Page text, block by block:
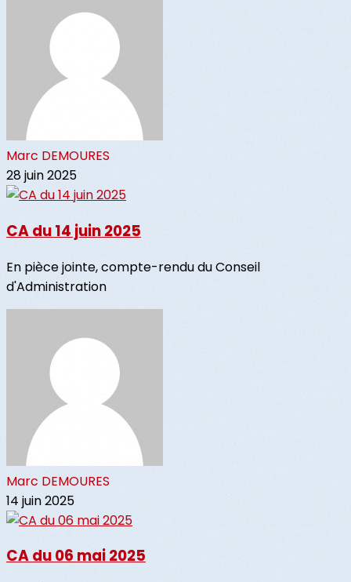
Marc DEMOURES
28 juin 2025
CA du 14 juin 2025
En pièce jointe, compte-rendu du Conseil
d'Administration
Marc DEMOURES
14 juin 2025
CA du 06 mai 2025